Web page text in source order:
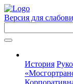
Версия для
История